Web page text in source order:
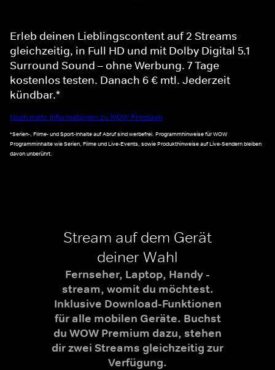
Erleb deinen Lieblingscontent auf 2 Streams
gleichzeitig, in Full HD und mit Dolby Digital 5.1
Surround Sound – ohne Werbung. 7 Tage
kostenlos testen. Danach 6 € mtl. Jederzeit
kündbar.*
Noch mehr Informationen zu WOW Premium
*Serien-, Filme- und Sport-Inhalte auf Abruf sind werbefrei. Programmhinweise für WOW
Programminhalte wie Serien, Filme und Live-Events, sowie Produkthinweise auf Live-Sendern bleiben
davon unberührt.
Stream auf dem Gerät
deiner Wahl
Fernseher, Laptop, Handy -
stream, womit du möchtest.
Inklusive Download-Funktionen
für alle mobilen Geräte. Buchst
du WOW Premium dazu, stehen
dir zwei Streams gleichzeitig zur
Verfügung.